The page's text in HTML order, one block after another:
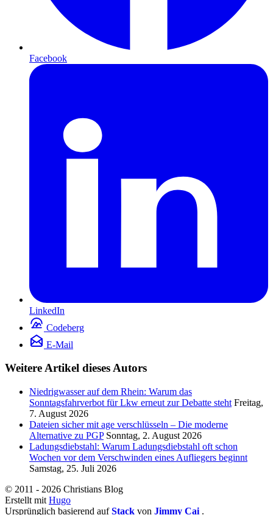
Facebook
LinkedIn
Codeberg
E-Mail
Weitere Artikel dieses Autors
Niedrigwasser auf dem Rhein: Warum das
Sonntagsfahrverbot für Lkw erneut zur Debatte steht Freitag,
7. August 2026
Dateien sicher mit age verschlüsseln – Die moderne
Alternative zu PGP Sonntag, 2. August 2026
Ladungsdiebstahl: Warum Ladungsdiebstahl oft schon
Wochen vor dem Verschwinden eines Aufliegers beginnt
Samstag, 25. Juli 2026
© 2011 - 2026 Christians Blog
Erstellt mit Hugo
Ursprünglich basierend aufStack von Jimmy Cai .